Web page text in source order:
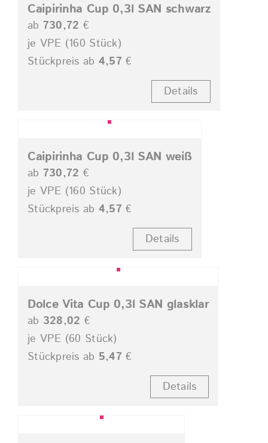
Caipirinha Cup 0,3l SAN schwarz
ab 730,72 €
je VPE (160 Stück)
Stückpreis ab 4,57 €
Details
Caipirinha Cup 0,3l SAN weiß
ab 730,72 €
je VPE (160 Stück)
Stückpreis ab 4,57 €
Details
Dolce Vita Cup 0,3l SAN glasklar
ab 328,02 €
je VPE (60 Stück)
Stückpreis ab 5,47 €
Details